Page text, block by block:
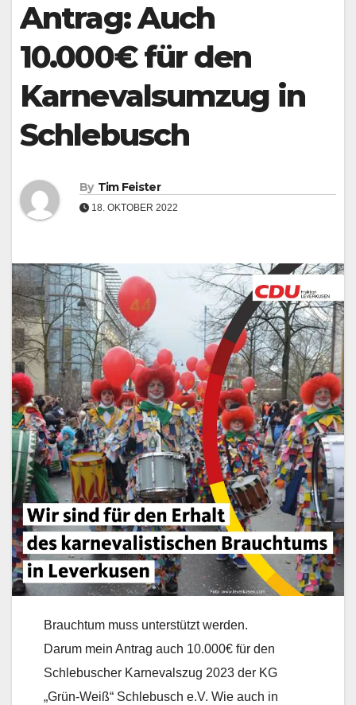
format_underlined Underline links
font_download Mark links
Reset all options
cached
Leave feedback
statement
Antrag: Auch
10.000€ für den
Karnevalsumzug in
Schlebusch
By Tim Feister
18. OKTOBER 2022
Brauchtum muss unterstützt werden.
Darum mein Antrag auch 10.000€ für den
Schlebuscher Karnevalszug 2023 der KG
„Grün-Weiß“ Schlebusch e.V. Wie auch in